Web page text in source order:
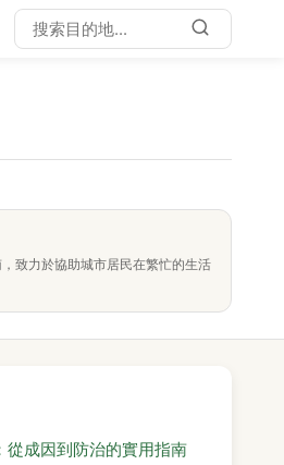
致力於協助城市居民在繁忙的生活
從成因到防治的實用指南